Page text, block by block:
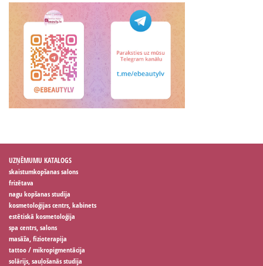
UZŅĒMUMU KATALOGS
skaistumkopšanas salons
frizētava
nagu kopšanas studija
kosmetoloģijas centrs, kabinets
estētiskā kosmetoloģija
spa centrs, salons
masāža, fizioterapija
tattoo / mikropigmentācija
solārijs, sauļošanās studija